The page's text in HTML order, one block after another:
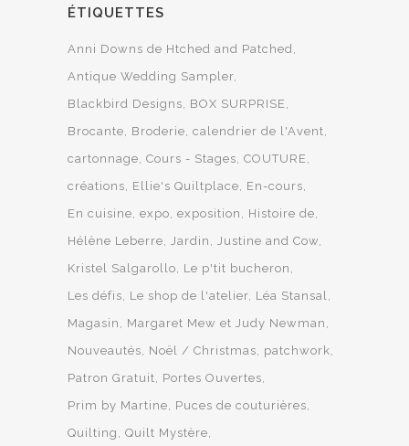
ÉTIQUETTES
Anni Downs de Htched and Patched
Antique Wedding Sampler
Blackbird Designs
BOX SURPRISE
Brocante
Broderie calendrier de l'Avent
cartonnage Cours - Stages COUTURE
créations
Ellie's Quiltplace
En-cours
En cuisine expo exposition
Histoire de
Hélène Leberre Jardin
Justine and Cow
Kristel Salgarollo
Le p'tit bucheron
Les défis
Le shop de l'atelier Léa Stansal
Magasin
Margaret Mew et Judy Newman
Nouveautés
Noël / Christmas
patchwork
Patron Gratuit
Portes Ouvertes
Prim by Martine
Puces de couturières
Quilting
Quilt Mystère